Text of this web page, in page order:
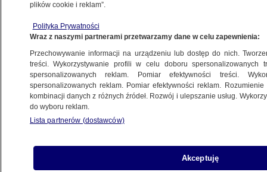
narrację PiS"
12.10.2025, 20:49
Posłuchaj artykułu
Czyta lektor AI
plików cookie i reklam”.
Polityka Prywatności
Wraz z naszymi partnerami przetwarzamy dane w celu zapewnienia:
Przechowywanie informacji na urządzeniu lub dostęp do nich.
treści. Wykorzystywanie profili w celu doboru spersonalizowanych
spersonalizowanych reklam. Pomiar efektywności treści.
spersonalizowanych reklam. Pomiar efektywności reklam.
kombinacji danych z różnych źródeł. Rozwój i ulepszanie usług.
do wyboru reklam.
Lista partnerów (dostawców)
Akceptuję